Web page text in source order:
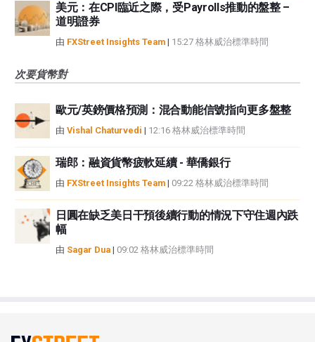
美元：在CPI臨近之際，受Payrolls推動的盤整 –
道明證券
由 FXStreet Insights Team | 15:27 格林威治標準時間
次要貨幣對
歐元/英鎊價格預測：混合動能信號指向更多盤整
由 Vishal Chaturvedi | 12:16 格林威治標準時間
瑞郎：融資貨幣疲軟延續 - 華僑銀行
由 FXStreet Insights Team | 09:22 格林威治標準時間
日圓在缺乏美日干預後續行動的情況下守住週內跌
幅
由 Sagar Dua | 09:02 格林威治標準時間